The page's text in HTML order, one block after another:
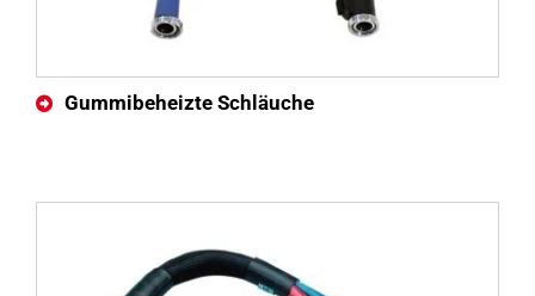
Gummibeheizte Schläuche